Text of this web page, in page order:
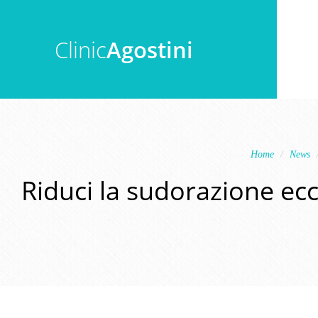
ClinicAgostini
Home News
Riduci la sudorazione